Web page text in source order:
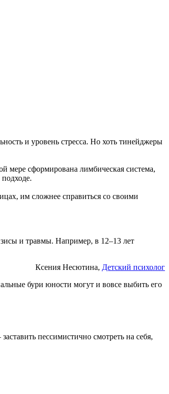
и уровень стресса. Но хоть тинейджеры
мере сформирована лимбическая система,
им сложнее справиться со своими
и травмы. Например, в 12–13 лет
Ксения Несютина, Детский психолог
бури юности могут и вовсе выбить его
пессимистично смотреть на себя,